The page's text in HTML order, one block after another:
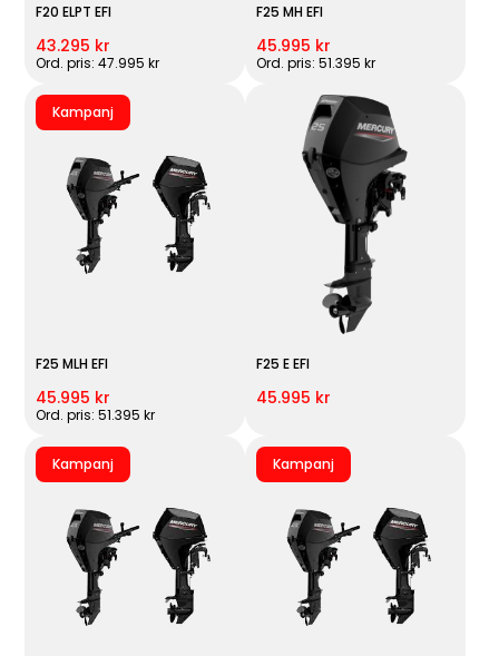
F20 ELPT EFI
43.295 kr
Ord. pris: 47.995 kr
F25 MH EFI
45.995 kr
Ord. pris: 51.395 kr
Kampanj
F25 MLH EFI
45.995 kr
Ord. pris: 51.395 kr
F25 E EFI
45.995 kr
Kampanj Kampanj